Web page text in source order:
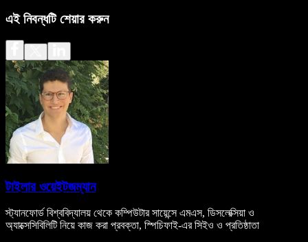
এই নিবন্ধটি শেয়ার করুন
টাইলার ওয়েইটজম্যান
স্ট্যানফোর্ড বিশ্ববিদ্যালয় থেকে কম্পিউটার সায়েন্সে এমএস, ডিসলেক্সিয়া ও
অ্যাক্সেসিবিলিটি নিয়ে কাজ করা প্রবক্তা, স্পিচিফাই-এর সিইও ও প্রতিষ্ঠাতা